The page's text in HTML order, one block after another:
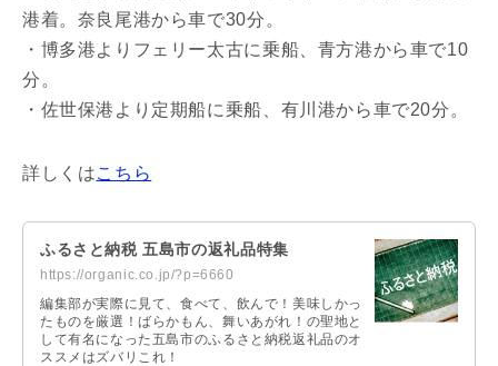
港着。奈良尾港から車で30分。
・博多港よりフェリー太古に乗船、青方港から車で10
分。
・佐世保港より定期船に乗船、有川港から車で20分。
詳しくはこちら
ふるさと納税 五島市の返礼品特集
https://organic.co.jp/?p=6660
編集部が実際に見て、食べて、飲んで！美味しかっ
たものを厳選！ばらかもん、舞いあがれ！の聖地と
して有名になった五島市のふるさと納税返礼品のオ
ススメはズバリこれ！